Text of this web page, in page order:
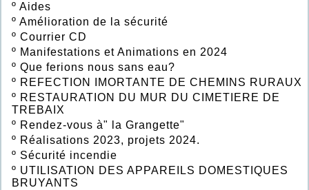
º Aides
º Amélioration de la sécurité
º Courrier CD
º Manifestations et Animations en 2024
º Que ferions nous sans eau?
º REFECTION IMORTANTE DE CHEMINS RURAUX
º RESTAURATION DU MUR DU CIMETIERE DE
TREBAIX
º Rendez-vous à" la Grangette"
º Réalisations 2023, projets 2024.
º Sécurité incendie
º UTILISATION DES APPAREILS DOMESTIQUES
BRUYANTS